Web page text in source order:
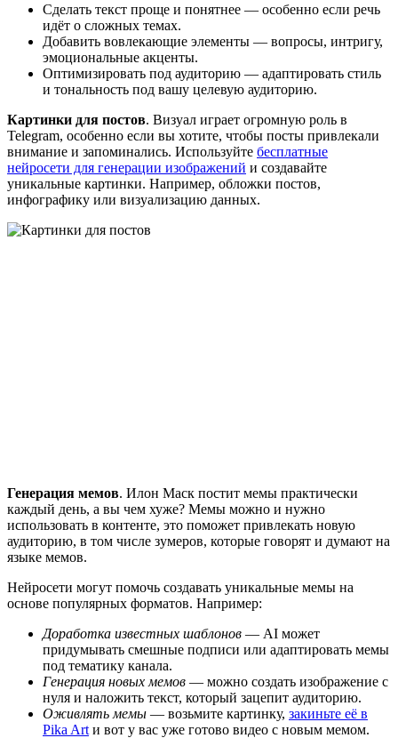
Сделать текст проще и понятнее — особенно если речь
идёт о сложных темах.
Добавить вовлекающие элементы — вопросы, интригу,
эмоциональные акценты.
Оптимизировать под аудиторию — адаптировать стиль
и тональность под вашу целевую аудиторию.
Картинки для постов. Визуал играет огромную роль в
Telegram, особенно если вы хотите, чтобы посты привлекали
внимание и запоминались. Используйте бесплатные
нейросети для генерации изображений и создавайте
уникальные картинки. Например, обложки постов,
инфографику или визуализацию данных.
Генерация мемов. Илон Маск постит мемы практически
каждый день, а вы чем хуже? Мемы можно и нужно
использовать в контенте, это поможет привлекать новую
аудиторию, в том числе зумеров, которые говорят и думают на
языке мемов.
Нейросети могут помочь создавать уникальные мемы на
основе популярных форматов. Например:
Доработка известных шаблонов — AI может
придумывать смешные подписи или адаптировать мемы
под тематику канала.
Генерация новых мемов — можно создать изображение с
нуля и наложить текст, который зацепит аудиторию.
Оживлять мемы — возьмите картинку, закиньте её в
Pika Art и вот у вас уже готово видео с новым мемом.